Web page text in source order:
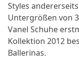
Styles
Untergrößen von
Vanel Schuhe
Kollektion 2012
Ballerinas.